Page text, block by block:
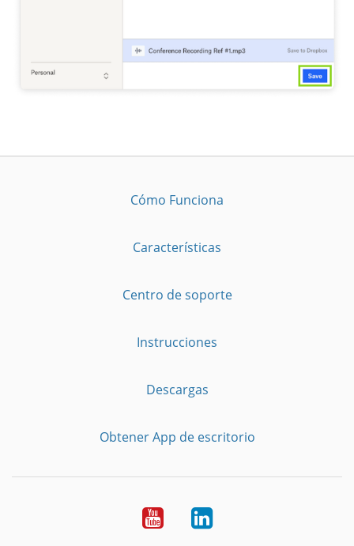
Cómo Funciona
Características
Centro de soporte
Instrucciones
Descargas
Obtener App de escritorio
YouTubeLinkedIn